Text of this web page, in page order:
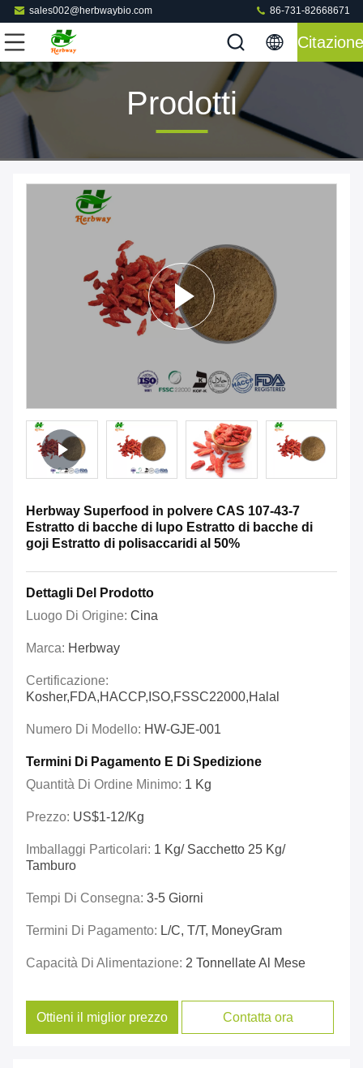
sales002@herbwaybio.com 86-731-82668671
Citazione
Prodotti
Herbway Superfood in polvere CAS 107-43-7
Estratto di bacche di lupo Estratto di bacche di
goji Estratto di polisaccaridi al 50%
Dettagli Del Prodotto
Luogo Di Origine: Cina
Marca: Herbway
Certificazione:
Kosher,FDA,HACCP,ISO,FSSC22000,Halal
Numero Di Modello: HW-GJE-001
Termini Di Pagamento E Di Spedizione
Quantità Di Ordine Minimo: 1 Kg
Prezzo: US$1-12/kg
Imballaggi Particolari: 1 Kg/ Sacchetto 25 Kg/
Tamburo
Tempi Di Consegna: 3-5 Giorni
Termini Di Pagamento: L/C, T/T, MoneyGram
Capacità Di Alimentazione: 2 Tonnellate Al Mese
Ottieni il miglior prezzo Contatta ora